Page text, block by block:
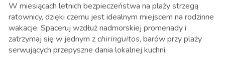
W miesiącach letnich bezpieczeństwa na plaży strzegą
ratownicy, dzięki czemu jest idealnym miejscem na rodzinne
wakacje. Spaceruj wzdłuż nadmorskiej promenady i
zatrzymaj się w jednym zchiringuitos, barów przy plaży
serwujących przepyszne dania lokalnej kuchni.